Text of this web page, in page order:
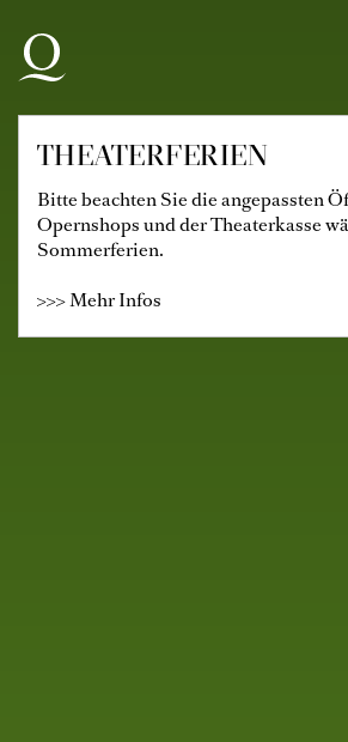
Zur Hauptnavigation springen
Zum Hauptinhalt springen
Zum Footer springen
THEATERFERIEN
Bitte beachten Sie die angepassten
Opernshops und der Theaterkasse
Sommerferien.
>>> Mehr Infos